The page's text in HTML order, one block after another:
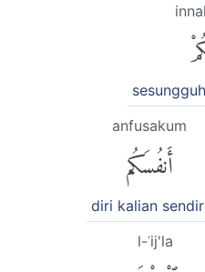
anfusakum
أَنفُسَكُم
diri kalian
l-ʿij'la